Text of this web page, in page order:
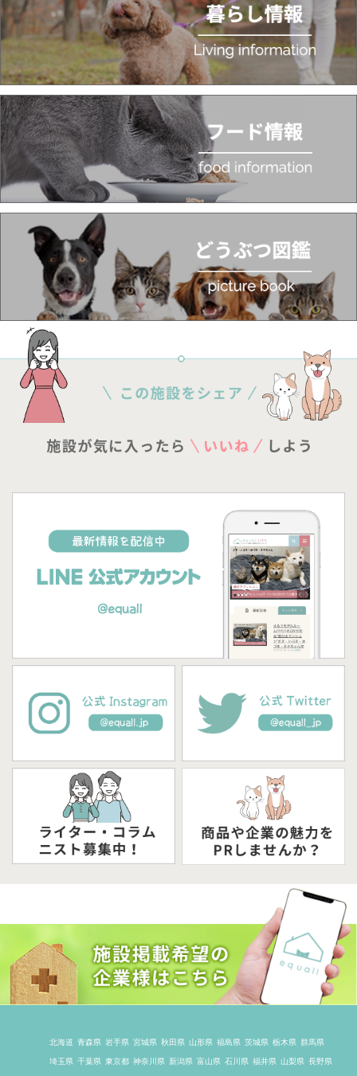
北海道 青森県 岩手県 宮城県 秋田県 山形県 福島県 茨城県 栃木県 群馬県
埼玉県 千葉県 東京都 神奈川県 新潟県 富山県 石川県 福井県 山梨県 長野県